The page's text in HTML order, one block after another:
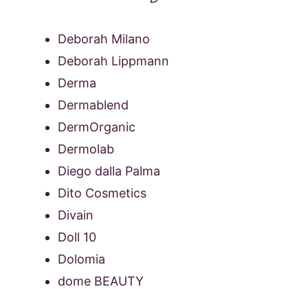
Deborah Milano
Deborah Lippmann
Derma
Dermablend
DermOrganic
Dermolab
Diego dalla Palma
Dito Cosmetics
Divain
Doll 10
Dolomia
dome BEAUTY